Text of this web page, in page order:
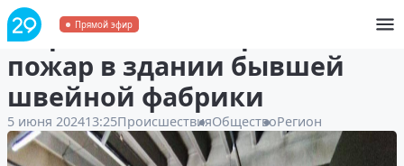
Прямой эфир
В Архангельске произошёл
пожар в здании бывшей
швейной фабрики
5 июня 202413:25ПроисшествияОбществоРегион